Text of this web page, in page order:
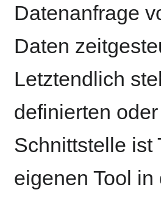
Datenanfrage
Daten
Letztendlich
definierten
Schnittstelle ist
eigenen Tool